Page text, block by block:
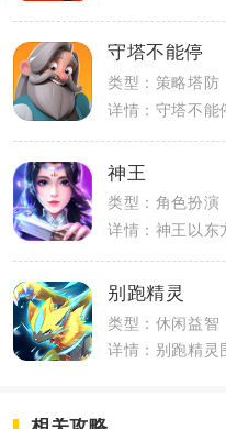
守塔不能停
类型：策略塔防
神王
类型：角色扮演
别跑精灵
类型：休闲益智